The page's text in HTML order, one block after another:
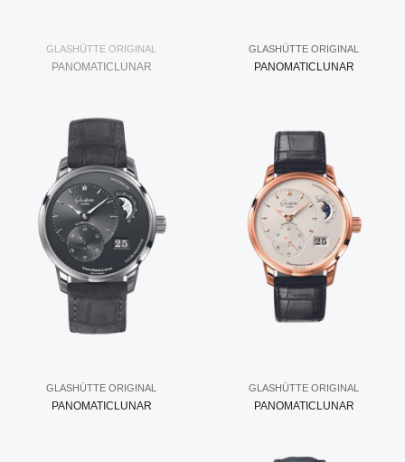
GLASHÜTTE ORIGINAL
PANOMATICLUNAR
GLASHÜTTE ORIGINAL
PANOMATICLUNAR
GLASHÜTTE ORIGINAL
PANOMATICLUNAR
GLASHÜTTE ORIGINAL
PANOMATICLUNAR